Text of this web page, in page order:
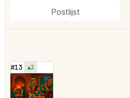
Postlijst
#13 ▲2
⭐